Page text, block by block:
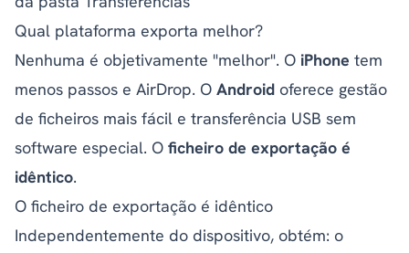
Qual plataforma exporta melhor?
Nenhuma é objetivamente "melhor". O iPhone tem
menos passos e AirDrop. O Android oferece gestão
de ficheiros mais fácil e transferência USB sem
software especial. O ficheiro de exportação é
idêntico.
O ficheiro de exportação é idêntico
Independentemente do dispositivo, obtém: o